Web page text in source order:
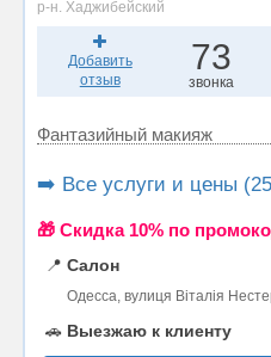
р-н. Хаджибейский
Добавить
отзыв
73
звонка
Фантазийный макияж
➡️ Все услуги и цены
🎁 Cкидка 10% по
📍 Салон
Одесса, вулиця Віталія
🚗 Выезжаю к клиенту